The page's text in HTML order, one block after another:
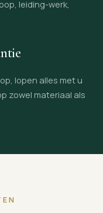
leiding-werk,
lopen alles met u
zowel materiaal als